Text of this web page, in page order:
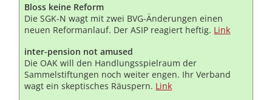
Bloss keine Reform
Die SGK-N wagt mit zwei BVG-Änderungen einen
neuen Reformanlauf. Der ASIP reagiert heftig. Link
inter-pension not amused
Die OAK will den Handlungsspielraum der
Sammelstiftungen noch weiter engen. Ihr Verband
wagt ein skeptisches Räuspern. Link